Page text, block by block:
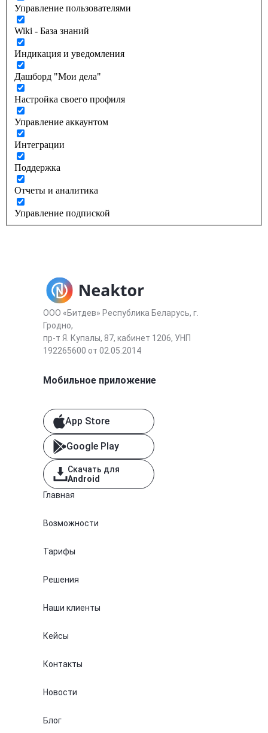
Управление пользователями
Wiki - База знаний
Индикация и уведомления
Дашборд "Мои дела"
Настройка своего профиля
Управление аккаунтом
Интеграции
Поддержка
Отчеты и аналитика
Управление подпиской
ООО «Битдев» Республика Беларусь, г.
Гродно,
пр-т Я. Купалы, 87, кабинет 1206, УНП
192265600 от 02.05.2014
Мобильное приложение
App Store
Google Play
Скачать для
Android
Главная
Возможности
Тарифы
Решения
Наши клиенты
Кейсы
Контакты
Новости
Блог